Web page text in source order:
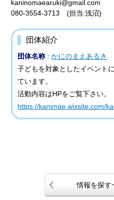
kaninomaearuki@gmail.com
080-3554-3713 (担当:浅沼)
団体紹介
団体名称 :かにのまえあるき
子どもを対象としたイベント
ています。
活動内容はHPをご覧下さい。
https://kanimae.wixsite.com/
情報を探す